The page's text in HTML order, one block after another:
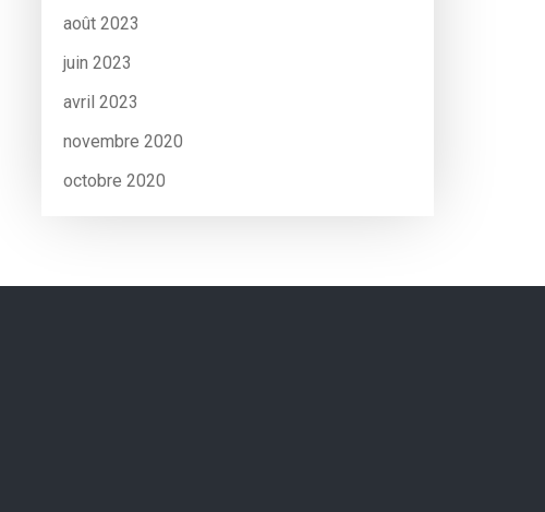
août 2023
juin 2023
avril 2023
novembre 2020
octobre 2020